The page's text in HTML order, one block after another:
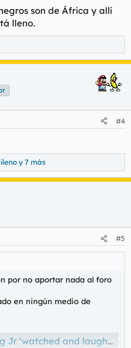
son de África y allí
lleno.
#4
y 7 más
#5
por no aportar nada al foro
en ningún medio de
as woman was raped, secret FBI recordings allege